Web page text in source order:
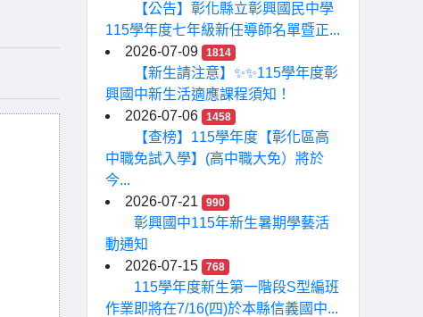
【公告】彰化縣立彰興國民中學
115學年度七年級新任導師名單暨正...
2026-07-09
1814
【新生請注意】✨✨115學年度彰
興國中新生活適應課程須知！
2026-07-06
1458
【查榜】115學年度【彰化區高
中職免試入學】(高中職大免）將於
今...
2026-07-21
990
彰興國中115年新生暑期學藝活
動通知
2026-07-15
768
115學年度新生第一階段S型編班
作業即將在7/16(四)於本縣信義國中...